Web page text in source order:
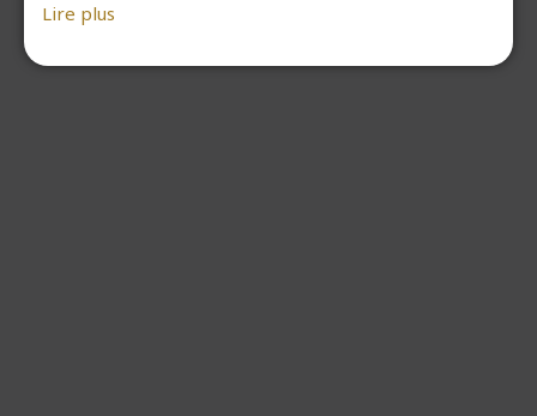
Lire plus